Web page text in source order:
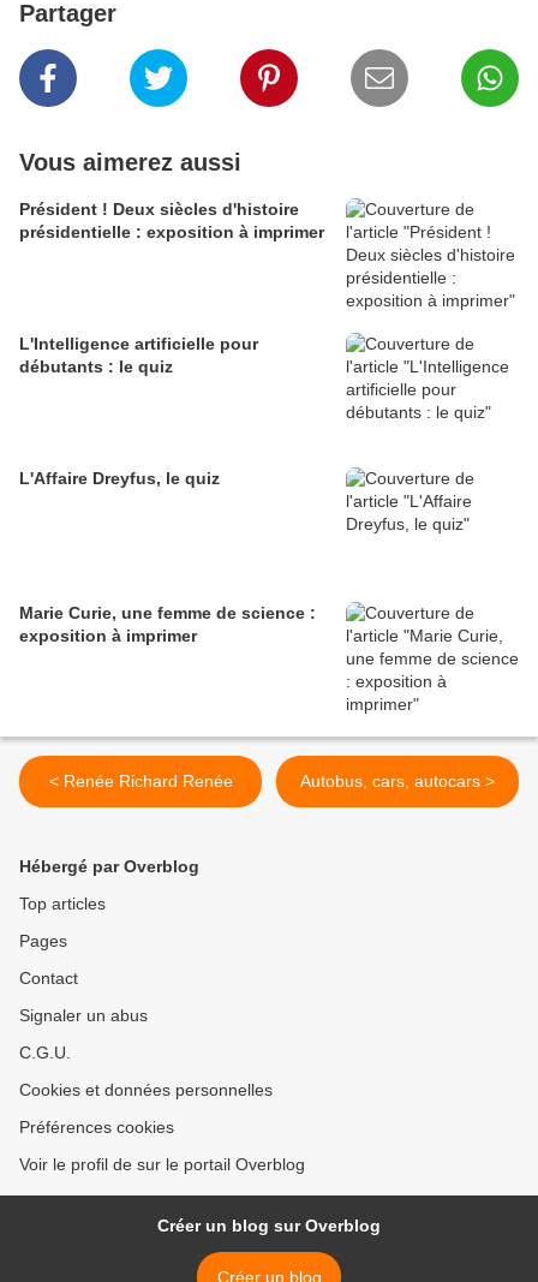
Partager
Vous aimerez aussi
Président ! Deux siècles d'histoire
présidentielle : exposition à imprimer
L'Intelligence artificielle pour
débutants : le quiz
L'Affaire Dreyfus, le quiz
Marie Curie, une femme de science :
exposition à imprimer
< Renée Richard Renée Autobus, cars, autocars >
Hébergé par Overblog
Top articles
Pages
Contact
Signaler un abus
C.G.U.
Cookies et données personnelles
Préférences cookies
Voir le profil de sur le portail Overblog
Créer un blog sur Overblog
Créer un blog